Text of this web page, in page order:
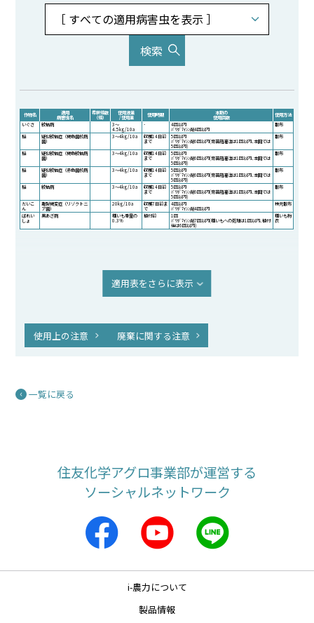
作物名 適用
病害虫名
希釈倍数
（倍）
使用液量
/ 使用量 使用時期 本剤の
使用回数
使用方法
いぐさ
紋枯病 3～
4.5kg/10a
- 4回以内
ﾊﾞﾘﾀﾞﾏｲｼﾝ剤4回以内
散布
稲
疑似紋枯症（褐色菌核病
菌）
3～4kg/10a 収穫14日前
まで
5回以内
ﾊﾞﾘﾀﾞﾏｲｼﾝ剤6回以内(育苗箱灌注は1回以内､本田では
5回以内)
散布
稲 疑似紋枯症（褐色紋枯病
菌）
3～4kg/10a 収穫14日前
まで
5回以内
ﾊﾞﾘﾀﾞﾏｲｼﾝ剤6回以内(育苗箱灌注は1回以内､本田では
5回以内)
散布
稲 疑似紋枯症（赤色菌核病
菌）
3～4kg/10a 収穫14日前
まで
5回以内
ﾊﾞﾘﾀﾞﾏｲｼﾝ剤6回以内(育苗箱灌注は1回以内､本田では
5回以内)
散布
稲 紋枯病 3～4kg/10a 収穫14日前
まで
5回以内
ﾊﾞﾘﾀﾞﾏｲｼﾝ剤6回以内(育苗箱灌注は1回以内､本田では
5回以内)
散布
だいこ
ん
亀裂褐変症（リゾクトニ
ア菌）
20kg/10a 収穫7日前ま
で
4回以内
ﾊﾞﾘﾀﾞﾏｲｼﾝ剤4回以内
株元散布
ばれい
しょ
黒あざ病 種いも重量の
0.3%
植付前 1回
ﾊﾞﾘﾀﾞﾏｲｼﾝ剤7回以内(種いもへの処理は1回以内､植付
後は6回以内)
種いも粉
衣
適用表をさらに表示
使用上の注意 廃棄に関する注意
一覧に戻る
住友化学アグロ事業部が運営する
ソーシャルネットワーク
i-農力について
製品情報